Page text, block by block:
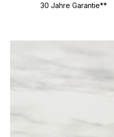
30 Jahre Garantie**